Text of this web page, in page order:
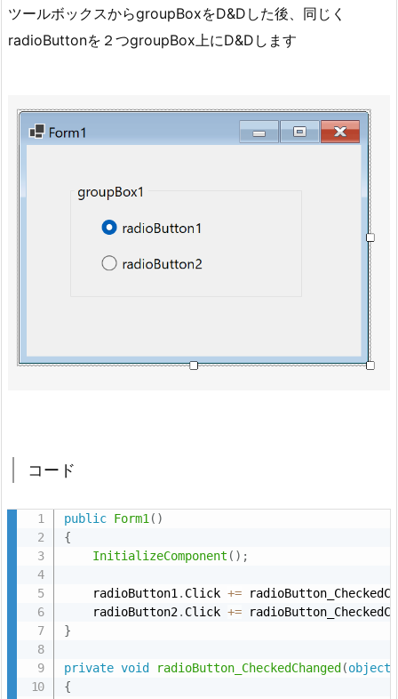
ー
ド
ツールボックスからgroupBoxをD&Dした後、同じく
radioButtonを２つgroupBox上にD&Dします
コード
public Form1( )
{
InitializeComponent ( ) ;
    radioButton1
. Click +=
    radioButton2
. Click +=
}
private void radioButton_CheckedChanged (object
{